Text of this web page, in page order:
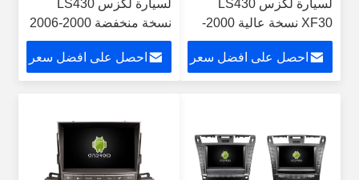
لسيارة لكزس LS430
XF30 نسخة عالية 2000-
2006 مشغل وسائط متعددة
ستيريو ونظام تحديد المواقع
CarPlay
احصل على افضل سعر
لسيارة لكزس LS430
نسخة منخفضة 2000-2006
مشغل وسائط متعددة
ستيريو ونظام تحديد المواقع
CarPlay
احصل على افضل سعر